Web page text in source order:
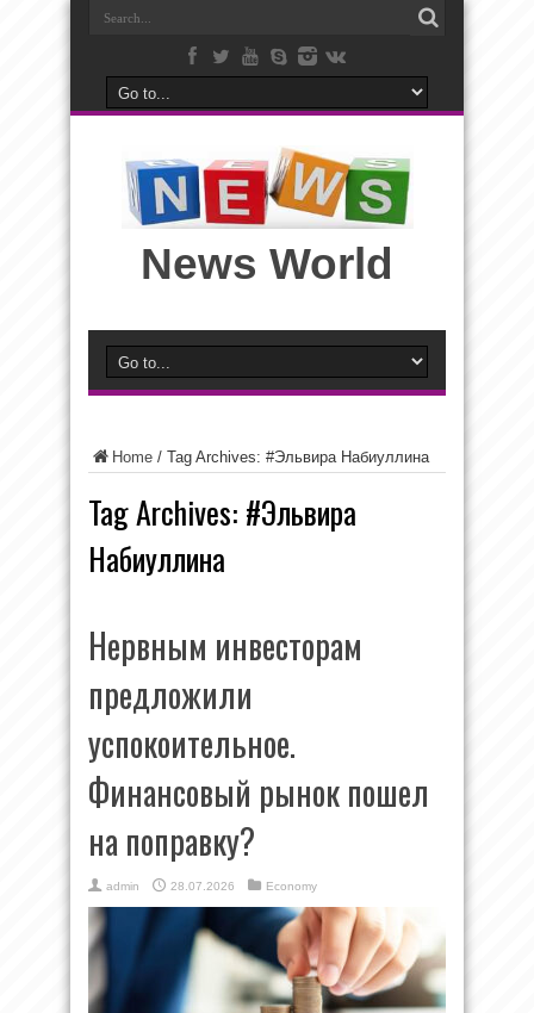
News World
Home / Tag Archives: #Эльвира Набиуллина
Tag Archives: #Эльвира
Набиуллина
Нервным инвесторам
предложили
успокоительное.
Финансовый рынок пошел
на поправку?
admin 28.07.2026 Economy